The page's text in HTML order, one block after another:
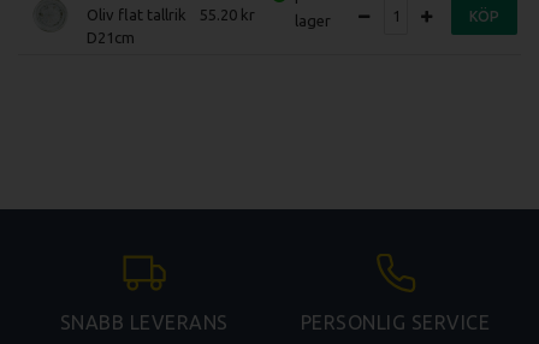
Oliv flat tallrik
D21cm
55.20
lager
KÖP
SNABB LEVERANS PERSONLIG SERVICE